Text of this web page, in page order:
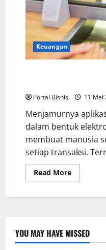
Keuangan
Portal Bisnis 11 Mei
Menjamurnya
dalam bentuk
membuat manusia
setiap transaksi.
Read More
YOU MAY HAVE MISSED